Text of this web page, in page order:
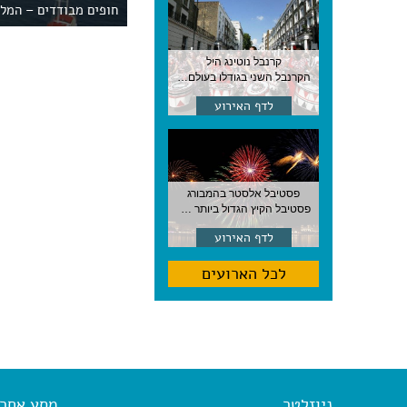
קרנבל נוטינג היל
הקרנבל השני בגודלו בעולם, עם מוזיקה, תהלוכות ותחפושות. לונדון
לדף האירוע
פסטיבל אלסטר בהמבורג
פסטיבל הקיץ הגדול ביותר בהמבורג, סוף אוגוסט, גרמניה
לדף האירוע
לכל הארועים
חופים מבודדים –